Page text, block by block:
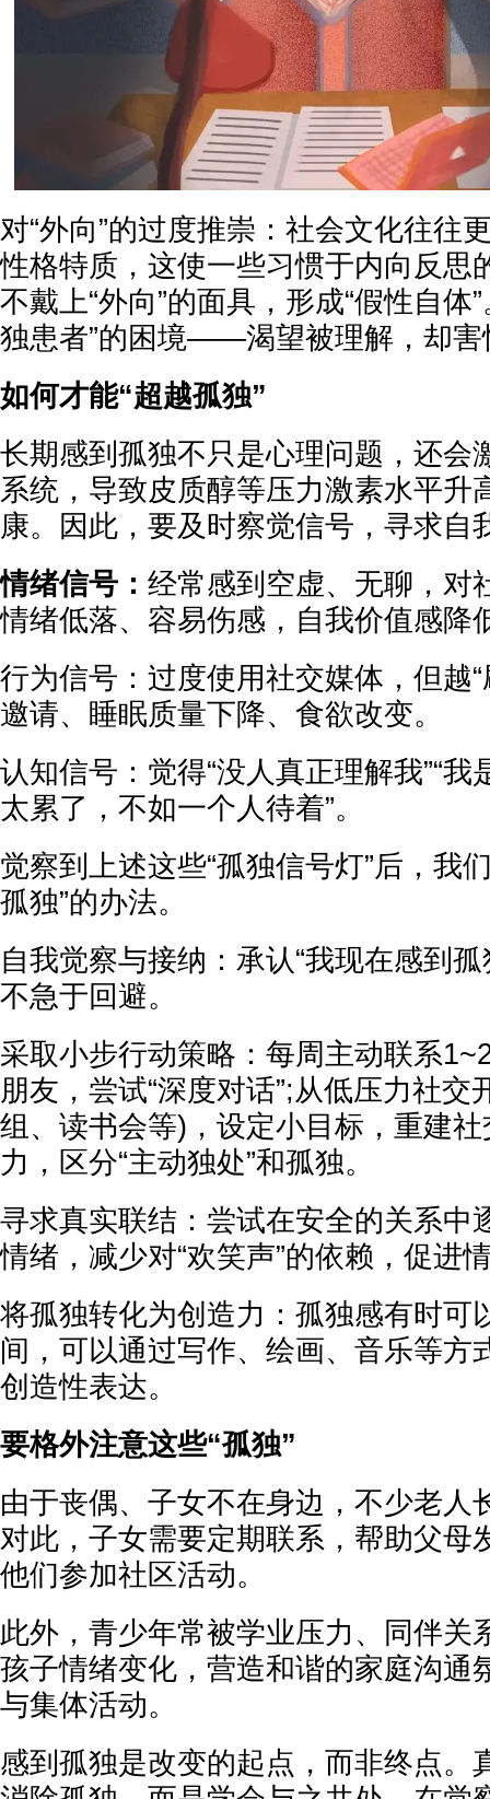
对“外向”的过度推崇：社会文化往往
性格特质，这使一些习惯于内向反思
不戴上“外向”的面具，形成“假性自体
独患者”的困境——渴望被理解，却害
如何才能“超越孤独”
长期感到孤独不只是心理问题，还会
系统，导致皮质醇等压力激素水平升
康。因此，要及时察觉信号，寻求自
情绪信号： 经常感到空虚、无聊，对
情绪低落、容易伤感，自我价值感降
行为信号：过度使用社交媒体，但越
邀请、睡眠质量下降、食欲改变。
认知信号：觉得“没人真正理解我”“我
太累了，不如一个人待着”。
觉察到上述这些“孤独信号灯”后，我
孤独”的办法。
自我觉察与接纳：承认“我现在感到
不急于回避。
采取小步行动策略：每周主动联系
朋友，尝试“深度对话”;从低压力社交
组、读书会等)，设定小目标，重建
力，区分“主动独处”和孤独。
寻求真实联结：尝试在安全的关系中
情绪，减少对“欢笑声”的依赖，促进
将孤独转化为创造力：孤独感有时可
间，可以通过写作、绘画、音乐等方
创造性表达。
要格外注意这些“孤独”
由于丧偶、子女不在身边，不少老人
对此，子女需要定期联系，帮助父母
他们参加社区活动。
此外，青少年常被学业压力、同伴关
孩子情绪变化，营造和谐的家庭沟通
与集体活动。
感到孤独是改变的起点，而非终点。